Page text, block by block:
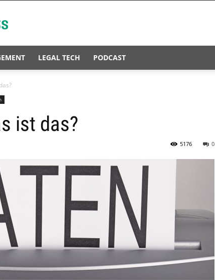
LEGAL TECH PODCAST
ist das?
0
5176